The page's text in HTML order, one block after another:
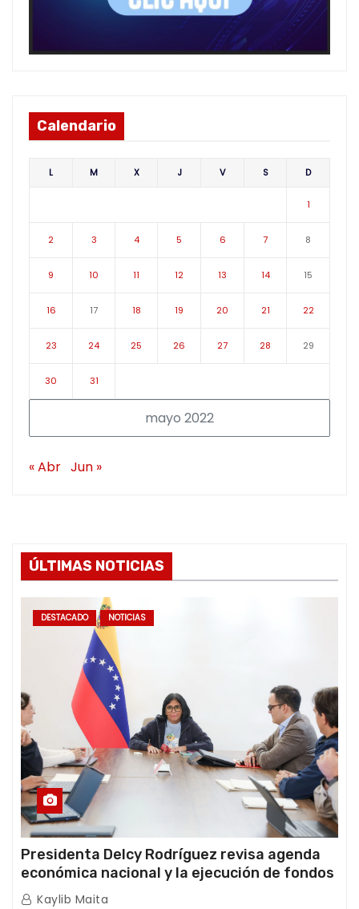
Calendario
mayo 2022
L M X J V S D
1
2 3 4 5 6 7 8
9 10 11 12 13 14 15
16 17 18 19 20 21 22
23 24 25 26 27 28 29
30 31
« Abr Jun »
ÚLTIMAS NOTICIAS
DESTACADO NOTICIAS
Presidenta Delcy Rodríguez revisa agenda
económica nacional y la ejecución de fondos
de emergencia post-sismos
Kaylib Maita